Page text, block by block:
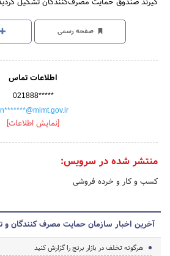
صفحه رسمی
اطلاعات تماس
021888*****
[نمایش اطلاعات]
منتشر شده در سرویس:
کسب و کار و خرده فروشی
آخرین اخبار سازمان حمایت مصرف کنندگان و
هرگونه تخلف در بازار برنج را گزارش کنید